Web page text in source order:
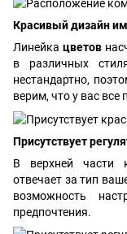
Красивый дизайн
Линейкацветов
в различных
нестандартно,
верим, что у вас все
Присутствует
В верхней части
отвечает за тип
возможность
предпочтения.